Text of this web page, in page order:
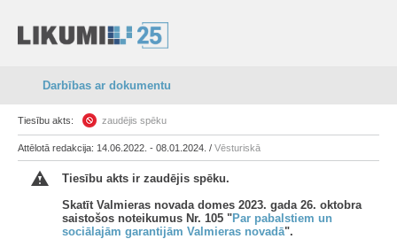
Darbības ar dokumentu
Tiesību akts: zaudējis spēku
Attēlotā redakcija: 14.06.2022. - 08.01.2024. / Vēsturiskā
Tiesību akts ir zaudējis spēku.
Skatīt Valmieras novada domes 2023. gada 26. oktobra
saistošos noteikumus Nr. 105 "Par pabalstiem un
sociālajām garantijām Valmieras novadā".